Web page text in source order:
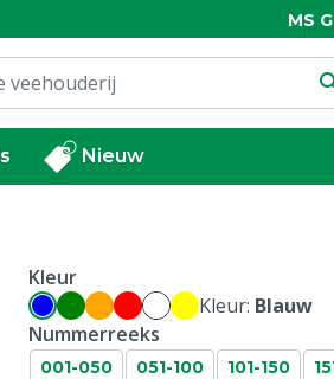
MS
Nieuw
Kleur
Kleur: Blauw
Nummerreeks
001-050 051-100 101-150